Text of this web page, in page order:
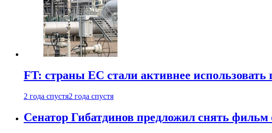
FT: страны ЕС стали активнее использовать
2 года спустя2 года спустя
Сенатор Гибатдинов предложил снять фильм